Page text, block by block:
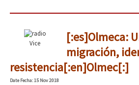
Vice
[:es]Olmeca:
migración,
resistencia[:en]Olmec[:]
DateFecha: 15 Nov 2018